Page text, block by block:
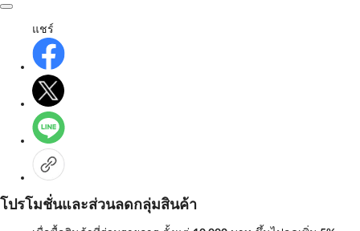
แชร์
โปรโมชั่นและส่วนลดกลุ่มสินค้า